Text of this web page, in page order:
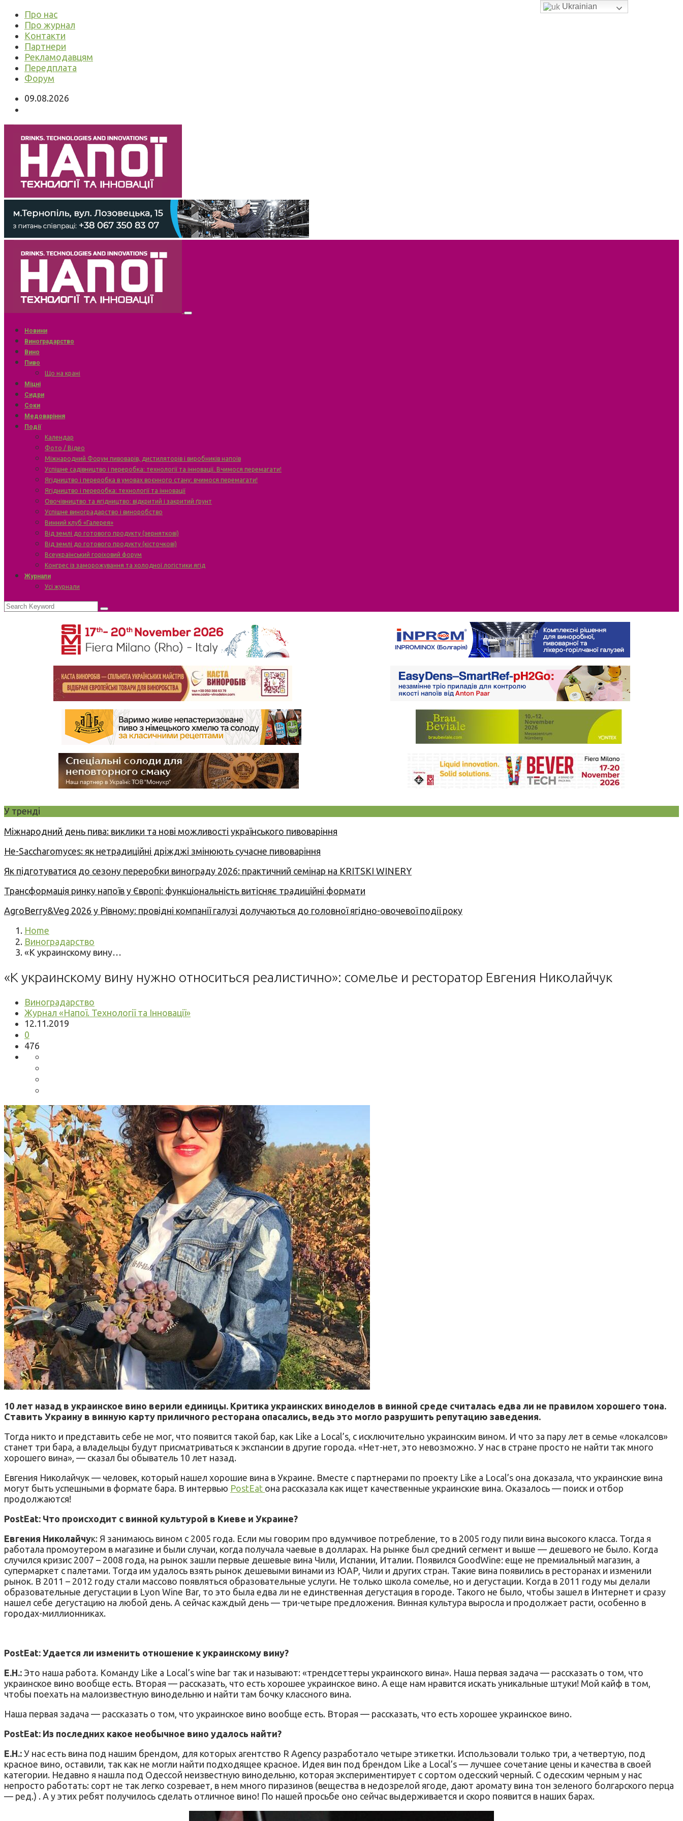
Про нас
Про журнал
Контакти
Партнери
Рекламодавцям
Передплата
Форум
09.08.2026
Новини
Виноградарство
Вино
Пиво
Що на крані
Міцні
Сидри
Соки
Медоваріння
Події
Календар
Фото / Відео
Міжнародний Форум пивоварів, дистиляторів і виробників напоїв
Успішне садівництво і переробка: технології та інновації. Вчимося перемагати!
Ягідництво і переробка в умовах воєнного стану: вчимося перемагати!
Ягідництво і переробка: технології та інновації
Овочівництво та ягідництво: відкритий і закритий ґрунт
Успішне виноградарство і виноробство
Винний клуб «Галерея»
Від землі до готового продукту (зерняткові)
Від землі до готового продукту (кісточкові)
Всеукраїнський горіховий форум
Конгрес із заморожування та холодної логістики ягід
Журнали
Усі журнали
У тренді
Міжнародний день пива: виклики та нові можливості українського пивоваріння
Не-Saccharomyces: як нетрадиційні дріжджі змінюють сучасне пивоваріння
Як підготуватися до сезону переробки винограду 2026: практичний семінар на KRITSKI WINERY
Трансформація ринку напоїв у Європі: функціональність витісняє традиційні формати
AgroBerry&Veg 2026 у Рівному: провідні компанії галузі долучаються до головної ягідно-овочевої події року
Home
Виноградарство
«К украинскому вину…
«К украинскому вину нужно относиться реалистично»: сомелье и ресторатор Евгения Николайчук
Виноградарство
Журнал «Напої. Технології та Інновації»
12.11.2019
0
476
10 лет назад в украинское вино верили единицы. Критика украинских виноделов в винной среде считалась едва ли не правилом хорошего тона.
Ставить Украину в винную карту приличного ресторана опасались, ведь это могло разрушить репутацию заведения.
Тогда никто и представить себе не мог, что появится такой бар, как Like a Local’s, с исключительно украинским вином. И что за пару лет в семье «локалсов»
станет три бара, а владельцы будут присматриваться к экспансии в другие города. «Нет-нет, это невозможно. У нас в стране просто не найти так много
хорошего вина», — сказал бы обыватель 10 лет назад.
Евгения Николайчук — человек, который нашел хорошие вина в Украине. Вместе с партнерами по проекту Like a Local’s она доказала, что украинские вина
могут быть успешными в формате бара. В интервью PostEat она рассказала как ищет качественные украинские вина. Оказалось — поиск и отбор
продолжаются!
PostEat: Что происходит с винной культурой в Киеве и Украине?
Евгения Николайчук: Я занимаюсь вином с 2005 года. Если мы говорим про вдумчивое потребление, то в 2005 году пили вина высокого класса. Тогда я
работала промоутером в магазине и были случаи, когда получала чаевые в долларах. На рынке был средний сегмент и выше — дешевого не было. Когда
случился кризис 2007 – 2008 года, на рынок зашли первые дешевые вина Чили, Испании, Италии. Появился GoodWine: еще не премиальный магазин, а
супермаркет с палетами. Тогда им удалось взять рынок дешевыми винами из ЮАР, Чили и других стран. Такие вина появились в ресторанах и изменили
рынок. В 2011 – 2012 году стали массово появляться образовательные услуги. Не только школа сомелье, но и дегустации. Когда в 2011 году мы делали
образовательные дегустации в Lyon Wine Bar, то это была едва ли не единственная дегустация в городе. Такого не было, чтобы зашел в Интернет и сразу
нашел себе дегустацию на любой день. А сейчас каждый день — три-четыре предложения. Винная культура выросла и продолжает расти, особенно в
городах-миллионниках.
PostEat: Удается ли изменить отношение к украинскому вину?
Е.Н.: Это наша работа. Команду Like a Local’s wine bar так и называют: «трендсеттеры украинского вина». Наша первая задача — рассказать о том, что
украинское вино вообще есть. Вторая — рассказать, что есть хорошее украинское вино. А еще нам нравится искать уникальные штуки! Мой кайф в том,
чтобы поехать на малоизвестную винодельню и найти там бочку классного вина.
Наша первая задача — рассказать о том, что украинское вино вообще есть. Вторая — рассказать, что есть хорошее украинское вино.
PostEat: Из последних какое необычное вино удалось найти?
Е.Н.: У нас есть вина под нашим брендом, для которых агентство R Agency разработало четыре этикетки. Использовали только три, а четвертую, под
красное вино, оставили, так как не могли найти подходящее красное. Идея вин под брендом Like a Local’s — лучшее сочетание цены и качества в своей
категории. Недавно я нашла под Одессой неизвестную винодельню, которая экспериментирует с сортом одесский черный. С одесским черным у нас
непросто работать: сорт не так легко созревает, в нем много пиразинов (вещества в недозрелой ягоде, дают аромату вина тон зеленого болгарского перца
— ред.) . А у этих ребят получилось сделать отличное вино! По нашей просьбе оно сейчас выдерживается и скоро появится в наших барах.
Ukrainian